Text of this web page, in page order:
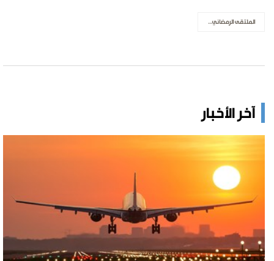
الملتقى الرمضاني لسياحة دبيالداعية الشيخ الدكتور محمد العريفي استخدام آيات القرآن الكريم في رنات الهواتف
آخر الأخبار